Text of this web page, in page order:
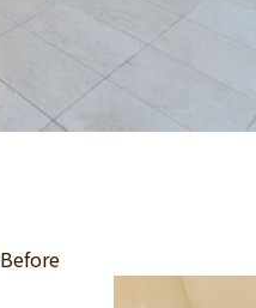
Before